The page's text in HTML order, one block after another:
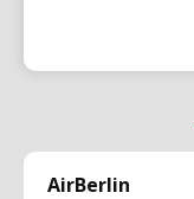
AirBerlin